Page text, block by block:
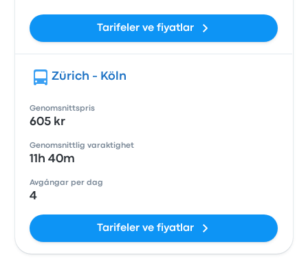
Tarifeler ve fiyatlar
Zürich - Köln
Genomsnittspris
605 kr
Genomsnittlig varaktighet
11h 40m
Avgångar per dag
4
Tarifeler ve fiyatlar